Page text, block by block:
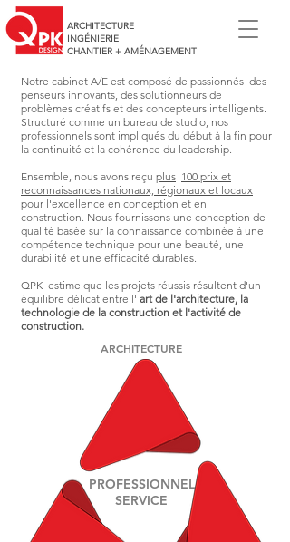
ARCHITECTURE
INGÉNIERIE
CHANTIER + AMÉNAGEMENT
Notre cabinet A/E est composé de passionnés des
penseurs innovants, des solutionneurs de
problèmes créatifs et des concepteurs intelligents.
Structuré comme un bureau de studio, nos
professionnels sont impliqués du début à la fin pour
la continuité et la cohérence du leadership.
Ensemble, nous avons reçu plus 100 prix et
reconnaissances nationaux, régionaux et locaux
pour l'excellence en conception et en
construction. Nous fournissons une conception de
qualité basée sur la connaissance combinée à une
compétence technique pour une beauté, une
durabilité et une efficacité durables.
QPK estime que les projets réussis résultent d'un
équilibre délicat entre l' art de l'architecture, la
technologie de la construction et l'activité de
construction.
ARCHITECTURE
PROFESSIONNEL
SERVICE